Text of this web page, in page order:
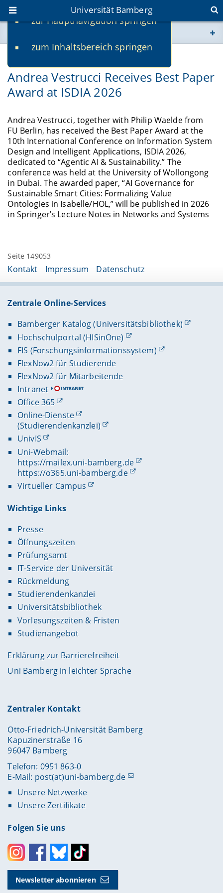
zur Hauptnavigation springen
zum Inhaltsbereich springen
Universität Bamberg
www.uni-bamberg.de
univis.uni-bamberg.de
Andrea Vestrucci Receives Best Paper
Award at ISDIA 2026
Andrea Vestrucci, together with Philip Waelde from
FU Berlin, has received the Best Paper Award at the
10th International Conference on Information System
Design and Intelligent Applications, ISDIA 2026,
dedicated to “Agentic AI & Sustainability.” The
conference was held at the University of Wollongong
in Dubai. The awarded paper, “AI Governance for
Sustainable Smart Cities: Formalizing Value
Ontologies in Isabelle/HOL,” will be published in 2026
in Springer’s Lecture Notes in Networks and Systems
Seite 149053
Kontakt Impressum Datenschutz
Zentrale Online-Services
Bamberger Katalog (Universitätsbibliothek)
Hochschulportal (HISinOne)
FIS (Forschungsinformationssystem)
FlexNow2 für Studierende
FlexNow2 für Mitarbeitende
Intranet
Office 365
Online-Dienste
(Studierendenkanzlei)
UnivIS
Uni-Webmail:
https://mailex.uni-bamberg.de
https://o365.uni-bamberg.de
Virtueller Campus
Wichtige Links
Presse
Öffnungszeiten
Prüfungsamt
IT-Service der Universität
Rückmeldung
Studierendenkanzlei
Universitätsbibliothek
Vorlesungszeiten & Fristen
Studienangebot
Erklärung zur Barrierefreiheit
Uni Bamberg in leichter Sprache
Zentraler Kontakt
Otto-Friedrich-Universität Bamberg
Kapuzinerstraße 16
96047 Bamberg
Telefon: 0951 863-0
E-Mail: post(at)uni-bamberg.de
Unsere Netzwerke
Unsere Zertifikate
Folgen Sie uns
InstagramFacebookBlueskyToktok
Newsletter abonnieren